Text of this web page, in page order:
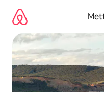
directement
contenu